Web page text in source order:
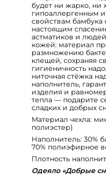
будет ни жарко, ни
гипоаллергенным
свойствам бамбука
настоящим
астматиков и
кожей: материал
размножению
клещей, сохраняя
гигиеничность
ниточная стёжка
наполнитель,
изделия и
тепла — подарите
сладких и добрых
Материал чехла:
полиэстер)
Наполнитель: 30%
70% полиэфирное
Плотность
Одеяло «Добрые